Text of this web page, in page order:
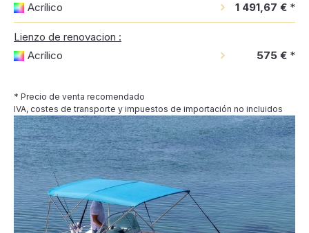
Acrílico
1 491,67 € *
Lienzo de renovacion :
Acrílico
575 € *
* Precio de venta recomendado
IVA, costes de transporte y impuestos de importación no incluidos